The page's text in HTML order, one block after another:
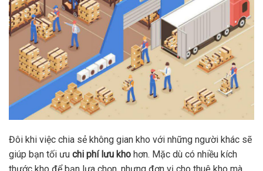
Đôi khi việc chia sẻ không gian kho với những người khác sẽ
giúp bạn tối ưu chi phí lưu kho hơn. Mặc dù có nhiều kích
thước kho để bạn lựa chọn, nhưng đơn vị cho thuê kho mà